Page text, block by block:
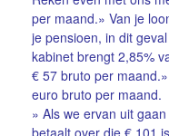
per maand.» Van je
je pensioen, in dit
kabinet brengt 2,85%
€ 57 bruto per maand.
euro bruto per maand.
» Als we ervan uit
betaalt over die € 101